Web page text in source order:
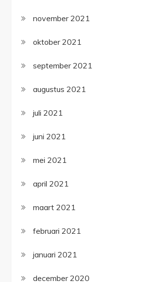
november 2021
oktober 2021
september 2021
augustus 2021
juli 2021
juni 2021
mei 2021
april 2021
maart 2021
februari 2021
januari 2021
december 2020